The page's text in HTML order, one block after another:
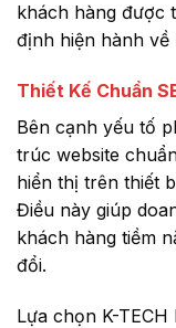
khách hàng được
định hiện hành về
Thiết Kế Chuẩn
Bên cạnh yếu tố
trúc website
hiển thị trên thiết
Điều này giúp
khách hàng tiềm
đổi.
Lựa chọn K-